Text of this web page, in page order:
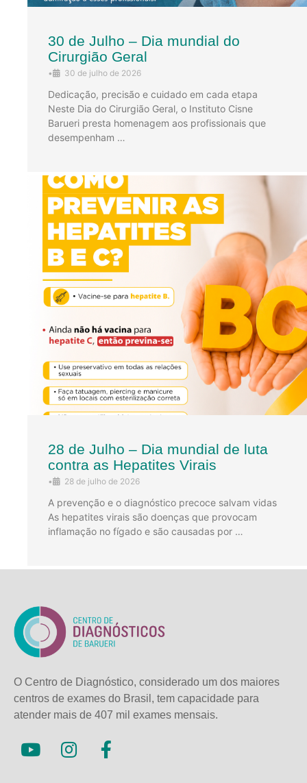
30 de Julho – Dia mundial do
Cirurgião Geral
• 30 de julho de 2026
Dedicação, precisão e cuidado em cada etapa
Neste Dia do Cirurgião Geral, o Instituto Cisne
Barueri presta homenagem aos profissionais que
desempenham …
28 de Julho – Dia mundial de luta
contra as Hepatites Virais
• 28 de julho de 2026
A prevenção e o diagnóstico precoce salvam vidas
As hepatites virais são doenças que provocam
inflamação no fígado e são causadas por …
O Centro de Diagnóstico, considerado um dos maiores
centros de exames do Brasil, tem capacidade para
atender mais de 407 mil exames mensais.